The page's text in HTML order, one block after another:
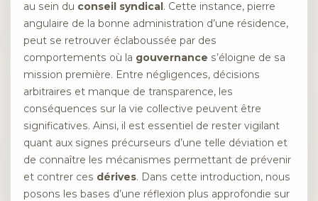
au sein du conseil syndical. Cette instance, pierre
angulaire de la bonne administration d’une résidence,
peut se retrouver éclaboussée par des
comportements où la gouvernance s’éloigne de sa
mission première. Entre négligences, décisions
arbitraires et manque de transparence, les
conséquences sur la vie collective peuvent être
significatives. Ainsi, il est essentiel de rester vigilant
quant aux signes précurseurs d’une telle déviation et
de connaître les mécanismes permettant de prévenir
et contrer ces dérives. Dans cette introduction, nous
posons les bases d’une réflexion plus approfondie sur